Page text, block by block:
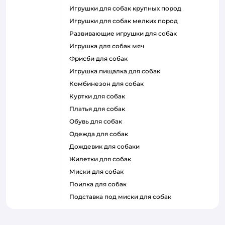
игрушки для собак крупных пород
игрушки для собак мелких пород
развивающие игрушки для собак
игрушка для собак мяч
фрисби для собак
игрушка пищалка для собак
комбинезон для собак
куртки для собак
платья для собак
обувь для собак
одежда для собак
дождевик для собаки
жилетки для собак
миски для собак
поилка для собак
подставка под миски для собак